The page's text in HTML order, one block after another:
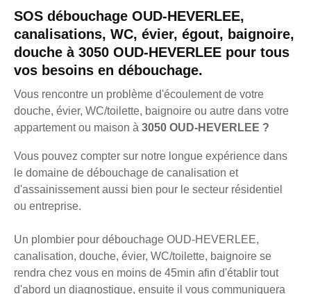
SOS débouchage OUD-HEVERLEE,
canalisations, WC, évier, égout, baignoire,
douche à 3050 OUD-HEVERLEE pour tous
vos besoins en débouchage.
Vous rencontre un problème d'écoulement de votre
douche, évier, WC/toilette, baignoire ou autre dans votre
appartement ou maison à 3050 OUD-HEVERLEE ?
Vous pouvez compter sur notre longue expérience dans
le domaine de débouchage de canalisation et
d'assainissement aussi bien pour le secteur résidentiel
ou entreprise.
Un plombier pour débouchage OUD-HEVERLEE,
canalisation, douche, évier, WC/toilette, baignoire se
rendra chez vous en moins de 45min afin d'établir tout
d'abord un diagnostique, ensuite il vous communiquera